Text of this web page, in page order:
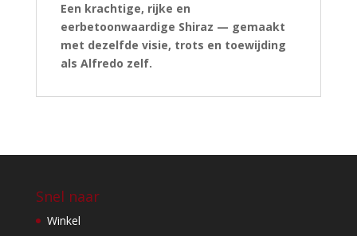
Een krachtige, rijke en
eerbetoonwaardige Shiraz — gemaakt
met dezelfde visie, trots en toewijding
als Alfredo zelf.
Snel naar
Winkel